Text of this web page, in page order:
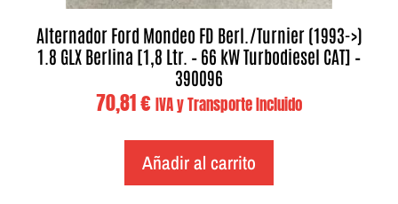
Alternador Ford Mondeo FD Berl./Turnier (1993->)
1.8 GLX Berlina [1,8 Ltr. – 66 kW Turbodiesel CAT] –
390096
70,81€ IVA y Transporte Incluido
Añadir al carrito